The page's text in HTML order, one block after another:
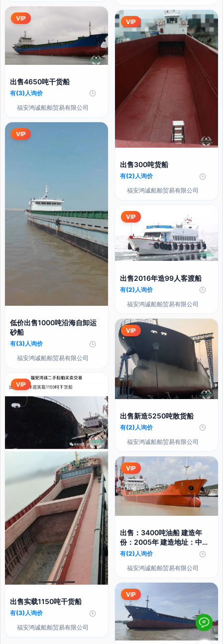
VIP
出售4650吨干货船
有(3)人询价
福安鸿诚船舶贸易有限公司
VIP
低价出售1000吨沿海自卸运
砂船
有(3)人询价
福安鸿诚船舶贸易有限公司
VIP
出售实载1150吨干货船
有(3)人询价
福安鸿诚船舶贸易有限公司
VIP
出售300吨货船
有(2)人询价
福安鸿诚船舶贸易有限公司
VIP
出售2016年造99人客渡船
有(2)人询价
福安鸿诚船舶贸易有限公司
VIP
出售新造5250吨散货船
有(2)人询价
福安鸿诚船舶贸易有限公司
VIP
出售：3400吨油船 建造年
份：2005年 建造地址：中国
浙江
有(2)人询价
福安鸿诚船舶贸易有限公司
VIP